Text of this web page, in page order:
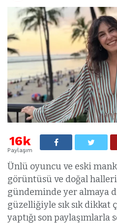
16k
Paylaşım
Ünlü oyuncu ve eski
görüntüsü ve doğal
gündeminde yer almaya
güzelliğiyle sık sık dikkat
yaptığı son